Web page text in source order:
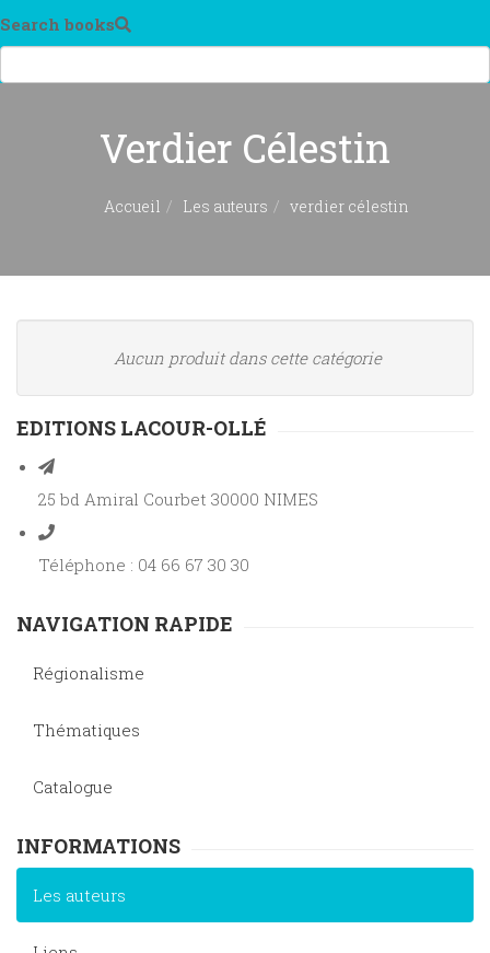
Search books
Verdier Célestin
Accueil Les auteurs verdier célestin
Aucun produit dans cette catégorie
EDITIONS LACOUR-OLLÉ
25 bd Amiral Courbet 30000 NIMES
Téléphone : 04 66 67 30 30
NAVIGATION RAPIDE
Régionalisme
Thématiques
Catalogue
INFORMATIONS
Les auteurs